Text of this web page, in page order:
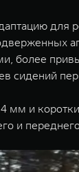
для
более
сидений
мм и
и